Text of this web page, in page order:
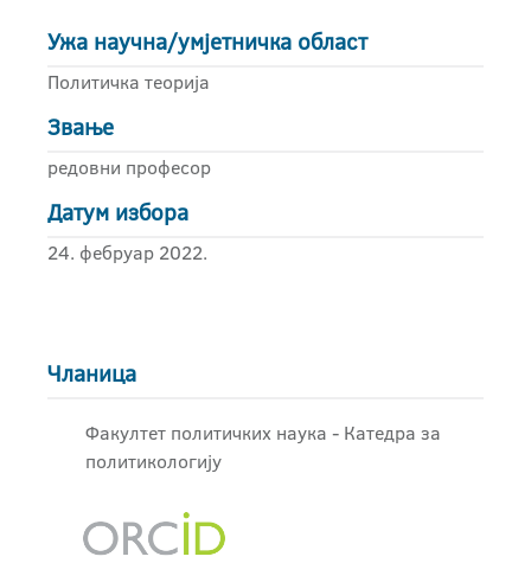
Ужа научна/умјетничка област
Политичка теорија
Звање
редовни професор
Датум избора
24. фебруар 2022.
Чланица
Факултет политичких наука - Катедра за
политикологију